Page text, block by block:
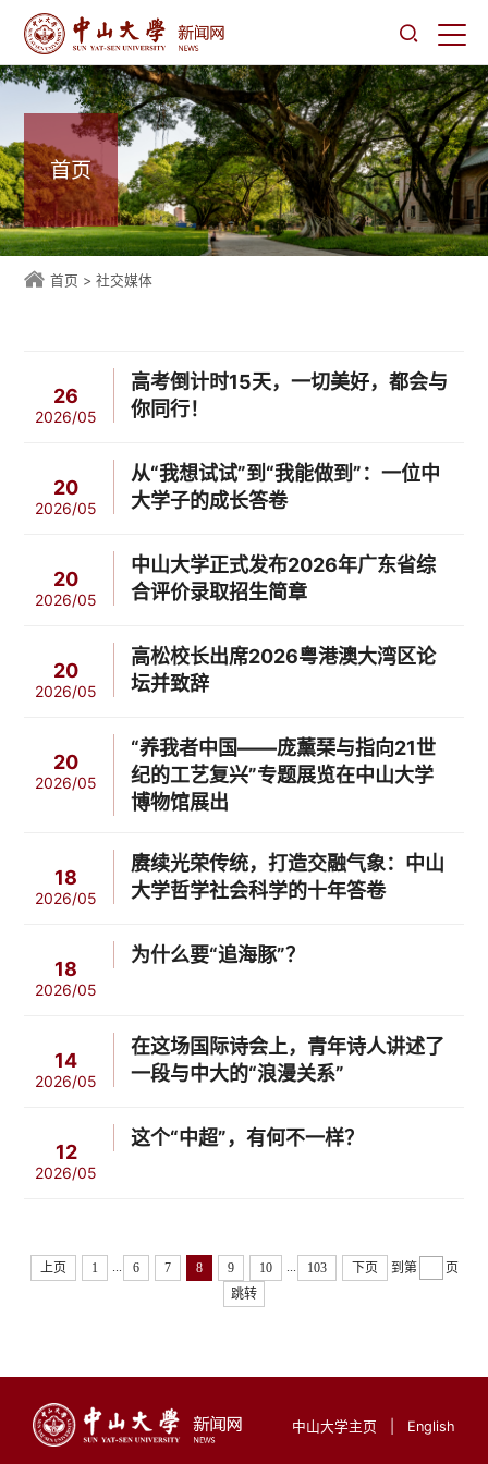
首页
首页 >社交媒体
26
2026/05
高考倒计时15天，一切美好，都会与
你同行！
20
2026/05
从“我想试试”到“我能做到”：一位中
大学子的成长答卷
20
2026/05
中山大学正式发布2026年广东省综
合评价录取招生简章
20
2026/05
高松校长出席2026粤港澳大湾区论
坛并致辞
20
2026/05
“养我者中国——庞薰琹与指向21世
纪的工艺复兴”专题展览在中山大学
博物馆展出
18
2026/05
赓续光荣传统，打造交融气象：中山
大学哲学社会科学的十年答卷
18
2026/05
为什么要“追海豚”？
14
2026/05
在这场国际诗会上，青年诗人讲述了
一段与中大的“浪漫关系”
12
2026/05
这个“中超”，有何不一样？
上页 1 6 7 8 9 10 103 下页 到第
页
跳转
中山大学主页 English